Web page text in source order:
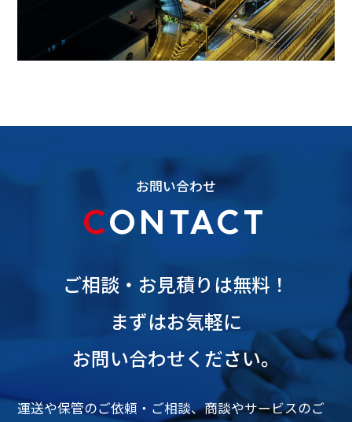
お問い合わせ
CONTACT
ご相談・お見積りは無料！
まずはお気軽に
お問い合わせください。
運送や保管のご依頼・ご相談、商談やサービスのご